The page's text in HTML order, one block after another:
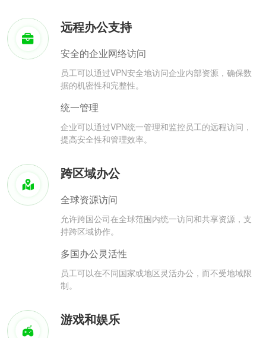
远程办公支持
安全的企业网络访问
员工可以通过VPN安全地访问企业内部资源，确保数
据的机密性和完整性。
统一管理
企业可以通过VPN统一管理和监控员工的远程访问，
提高安全性和管理效率。
跨区域办公
全球资源访问
允许跨国公司在全球范围内统一访问和共享资源，支
持跨区域协作。
多国办公灵活性
员工可以在不同国家或地区灵活办公，而不受地域限
制。
游戏和娱乐